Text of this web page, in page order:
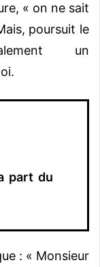
« on ne sait
poursuit le
un
part du
: « Monsieur